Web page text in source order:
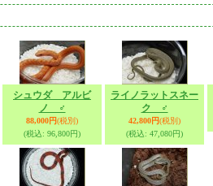
シュウダ アルビ
ノ ♂
88,000円(税別)
(税込: 96,800円)
ライノラットスネー
ク ♂
42,800円(税別)
(税込: 47,080円)